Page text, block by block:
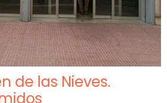
de las Nieves.